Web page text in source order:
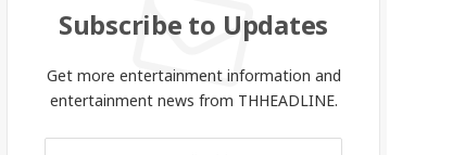
Subscribe to Updates
Get more entertainment information and
entertainment news from THHEADLINE.